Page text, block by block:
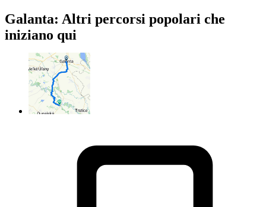
Galanta: Altri percorsi popolari che
iniziano qui